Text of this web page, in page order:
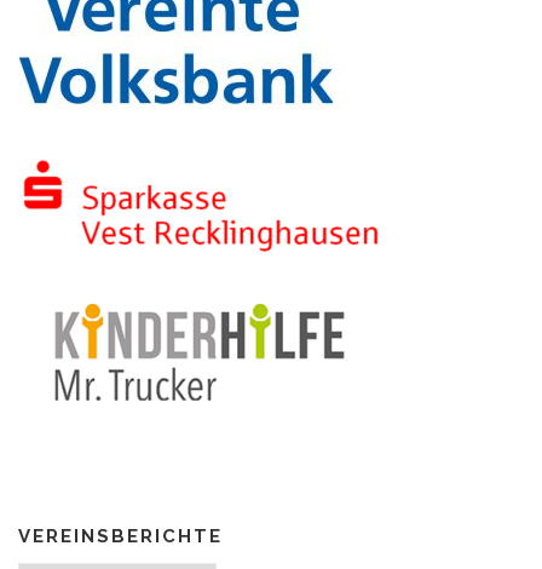
VEREINSBERICHTE